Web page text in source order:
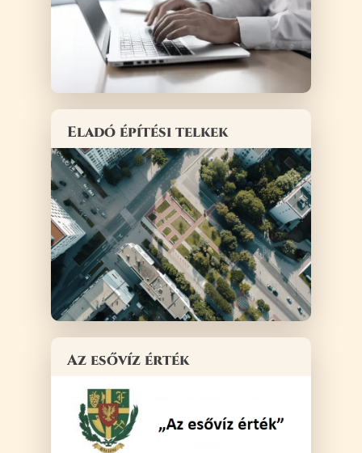
Eladó építési telkek
Az esővíz érték